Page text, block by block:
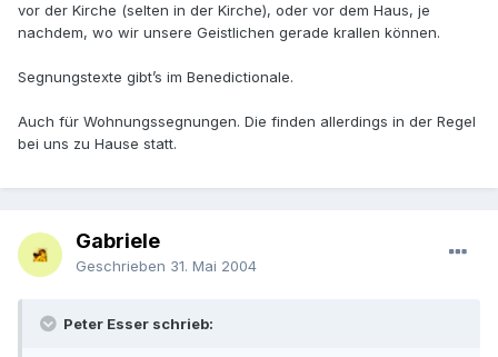
vor der Kirche (selten in der Kirche), oder vor dem Haus, je
nachdem, wo wir unsere Geistlichen gerade krallen können.
Segnungstexte gibt’s im Benedictionale.
Auch für Wohnungssegnungen. Die finden allerdings in der Regel
bei uns zu Hause statt.
Gabriele
Geschrieben 31. Mai 2004
Peter Esser schrieb: